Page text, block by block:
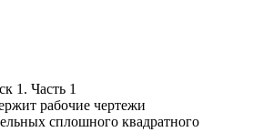
1. Часть 1
рабочие чертежи
сплошного квадратного